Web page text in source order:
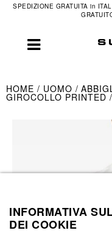
SPEDIZIONE GRATUITA in
HOME UOMO
GIROCOLLO PRINTED
INFORMATIVA
DEI COOKIE